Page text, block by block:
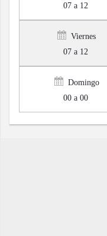
07 a 12
Viernes
07 a 12
Domingo
00 a 00